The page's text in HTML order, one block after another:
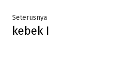
SeterusnyaNext
post:
kebek I